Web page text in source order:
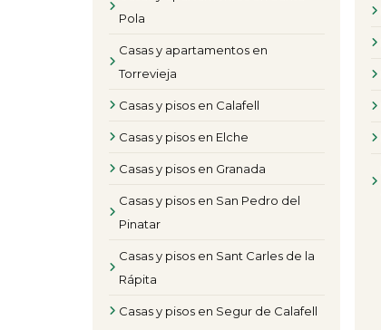
Pola
Casas y apartamentos en
Torrevieja
Casas y pisos en Calafell
Casas y pisos en Elche
Casas y pisos en Granada
Casas y pisos en San Pedro del
Pinatar
Casas y pisos en Sant Carles de la
Rápita
Casas y pisos en Segur de Calafell